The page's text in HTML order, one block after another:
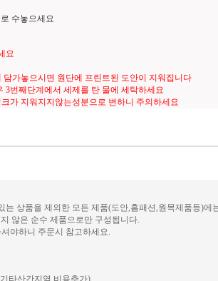
수놓으세요
요
가놓으시면 원단에 프린트된 도안이 지워집니다
3번째단계에서 세제를 탄 물에 세탁하세요
가 지워지지않는성분으로 변하니 주의하세요
는 상품을 제외한 모든 제품(도안,홈패션,원목제품등)에
않은 순수 제품으로만 구성됩니다.
야하니 주문시 참고하세요.
타산간지역 비용추가)